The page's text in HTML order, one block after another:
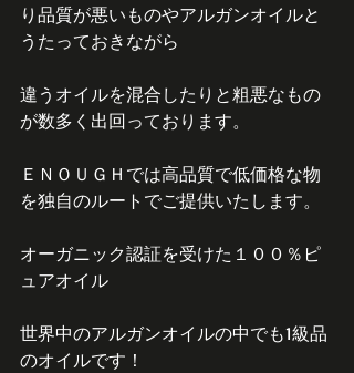
り品質が悪いものやアルガンオイルと
うたっておきながら
違うオイルを混合したりと粗悪なもの
が数多く出回っております。
ＥＮＯＵＧＨでは高品質で低価格な物
を独自のルートでご提供いたします。
オーガニック認証を受けた１００％ピ
ュアオイル
世界中のアルガンオイルの中でも1級品
のオイルです！